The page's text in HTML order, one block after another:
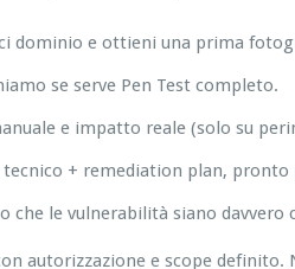
dominio e ottieni una prima
se serve Pen Test completo.
e impatto reale (solo su
tecnico + remediation plan, pronto
che le vulnerabilità siano davvero
autorizzazione e scope